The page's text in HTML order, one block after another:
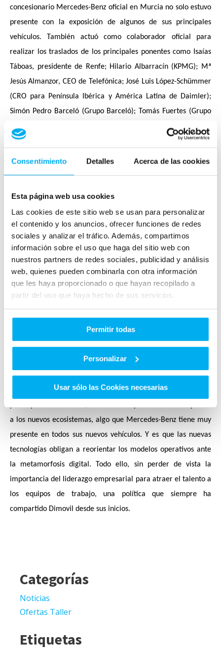
Consentimiento Detalles Acerca de las cookies
Esta página web usa cookies
Las cookies de este sitio web se usan para personalizar
el contenido y los anuncios, ofrecer funciones de redes
sociales y analizar el tráfico. Además, compartimos
información sobre el uso que haga del sitio web con
nuestros partners de redes sociales, publicidad y análisis
web, quienes pueden combinarla con otra información
que les haya proporcionado o que hayan recopilado a
partir del uso que haya hecho de sus servicios.
Permitir todas
Personalizar
Usar sólo las Cookies necesarias
concesionario Mercedes-Benz oficial en Murcia no solo estuvo
presente con la exposición de algunos de sus principales
vehículos. También actuó como colaborador oficial para
realizar los traslados de los principales ponentes como Isaías
Táboas, presidente de Renfe; Hilario Albarracín (KPMG); Mª
Jesús Almanzor, CEO de Telefónica; José Luis López-Schümmer
(CRO para Península Ibérica y América Latina de Daimler);
Simón Pedro Barceló (Grupo Barceló); Tomás Fuertes (Grupo
Mercedes GLC y Clase G 500 fueron los dos vehículos
expuestos a las puertas del centro de congresos para recibir a
destacan por su diseño de alta vanguardia, la potencia de sus
motores y la última tecnología en su interior.
Para acompañar a algunos de los principales representantes
empresariales que participaron en la firma, Dimovil apostó
por la seguridad y comodidad que ofrecen las últimas
versiones de los modelos Clase B, GLC, Clase A Sedán y Clase
A. Cuatro vehículos con las mejores prestaciones que
Mercedes-Benz puede ofrecer: elegantes, de alto confort y
Bajo el lema ‘Inspiring Digital’, el I CEO Congress, promovido
a los nuevos ecosistemas, algo que Mercedes-Benz tiene muy
presente en todos sus nuevos vehículos. Y es que las nuevas
tecnologías obligan a reorientar los modelos operativos ante
la metamorfosis digital. Todo ello, sin perder de vista la
importancia del liderazgo empresarial para atraer el talento a
los equipos de trabajo, una política que siempre ha
compartido Dimovil desde sus inicios.
Categorías
Noticias
Ofertas Taller
Etiquetas